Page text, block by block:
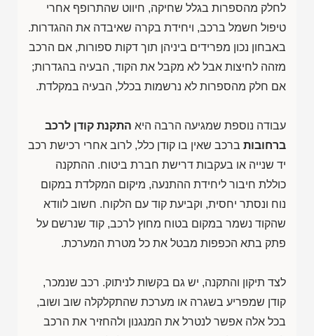
לחלק מהספרות בגלל שחיקה, חיווט שהתרופף אחרי
טיפול חשמל ברכב, ויחידת בקרה שאיבדה את ההגדרות.
באבחון נכון מפרידים ביניהן תוך דקות ספורות, אם הרכב
מזהה לחיצות אבל לא מקבל את הקוד, הבעיה בהגדרות;
אם חלק מהספרות לא נרשמות בכלל, הבעיה במקלדת.
עבודה נוספת שמגיעה הרבה היא התקנת קודן לרכב
ברחובות ברכב שאין בו קודן כלל, לרוב אחרי רכישת רכב
יד שנייה או בעקבות דרישת חברת ביטוח. ההתקנה
כוללת חיבור ליחידת ההתנעה, מיקום המקלדת במקום
נוח ונסתר יחסית, וקביעת קוד עם הלקוח. חשוב לוודא
שהקוד נשמר במקום בטוח מחוץ לרכב, קוד שנרשם על
פתק בתא הכפפות מבטל את כל מטרת המערכת.
לצד תיקון והתקנה, יש גם בקשות לניתוק. רכב שנמכר,
קודן שמפריע בשגרה או מערכת שהתקלקלה שוב ושוב,
בכל אלה אפשר לנטרל את המנגנון ולהחזיר את הרכב